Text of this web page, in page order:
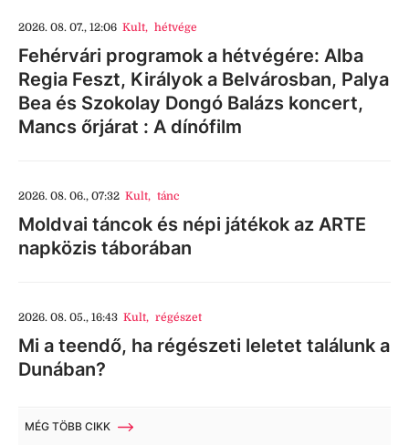
2026. 08. 07., 12:06 Kult, hétvége
Fehérvári programok a hétvégére: Alba
Regia Feszt, Királyok a Belvárosban, Palya
Bea és Szokolay Dongó Balázs koncert,
Mancs őrjárat : A dínófilm
2026. 08. 06., 07:32 Kult, tánc
Moldvai táncok és népi játékok az ARTE
napközis táborában
2026. 08. 05., 16:43 Kult, régészet
Mi a teendő, ha régészeti leletet találunk a
Dunában?
MÉG TÖBB CIKK